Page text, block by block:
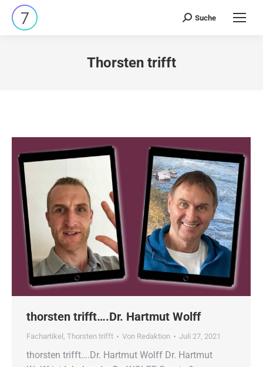
Search:
Suche
Thorsten trifft
thorsten trifft….Dr. Hartmut Wolff
Fachartikel , Thorsten trifft Von Redaktion Juli 27, 2021
thorsten trifft….Dr. Hartmut Wolff Dr. Hartmut